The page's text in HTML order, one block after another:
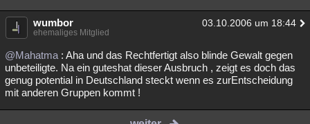
wumbor 03.10.2006 um 18:44
ehemaliges Mitglied
@Mahatma : Aha und das Rechtfertigt also blinde Gewalt gegen
unbeteiligte. Na ein guteshat dieser Ausbruch , zeigt es doch das
genug potential in Deutschland steckt wenn es zurEntscheidung
mit anderen Gruppen kommt !